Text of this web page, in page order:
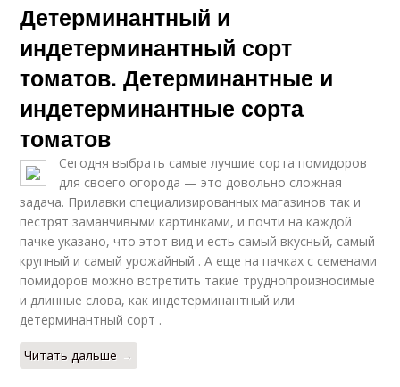
Индетерминантные
томаты
Детерминантный и
индетерминантный сорт
томатов. Детерминантные и
индетерминантные сорта
томатов
Сегодня выбрать самые лучшие сорта помидоров
для своего огорода — это довольно сложная
задача. Прилавки специализированных магазинов так и
пестрят заманчивыми картинками, и почти на каждой
пачке указано, что этот вид и есть самый вкусный, самый
крупный и самый урожайный . А еще на пачках с семенами
помидоров можно встретить такие труднопроизносимые
и длинные слова, как индетерминантный или
детерминантный сорт .
Читать дальше →